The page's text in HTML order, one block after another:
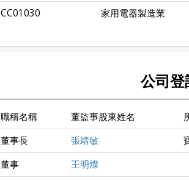
CC01030 家用電器製造業
公司登
職稱名稱 董監事股東姓名
董事長
張靖敏
董事
王明燦